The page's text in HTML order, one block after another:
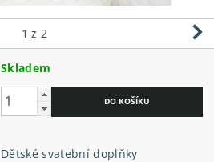
1 z 2
Skladem
Dětské svatební doplňky